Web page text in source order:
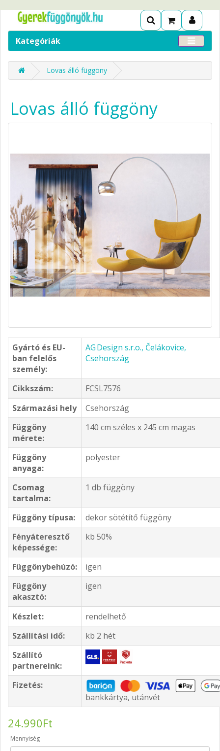
Kategóriák
Lovas álló függöny
Lovas álló függöny
Gyártó és EU-
ban felelős
személy:
AG Design s.r.o., Čelákovice,
Csehország
Cikkszám:
FCSL7576
Származási hely
Csehország
Függöny
mérete:
140 cm széles x 245 cm magas
Függöny
anyaga:
polyester
Csomag
tartalma:
1 db függöny
Függöny típusa:
dekor sötétítő függöny
Fényáteresztő
képessége:
kb 50%
Függönybehúzó:
igen
Függöny
akasztó:
igen
Készlet:
rendelhető
Szállítási idő:
kb 2 hét
Szállító
partnereink:
Fizetés:
bankkártya, utánvét
24.990Ft
Mennyiség